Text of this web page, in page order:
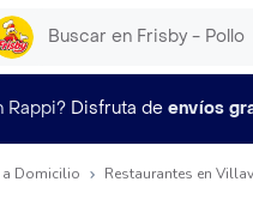
Rappi? Disfruta de envíos
a Domicilio Restaurantes en